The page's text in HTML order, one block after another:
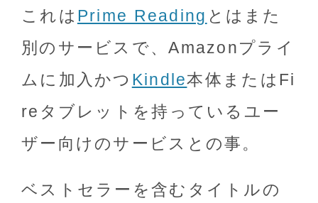
これは Prime Reading とはまた
別のサービスで、Amazonプライ
ムに加入かつ Kindle本体またはFi
reタブレットを持っているユー
ザー向けのサービスとの事。
ベストセラーを含むタイトルの